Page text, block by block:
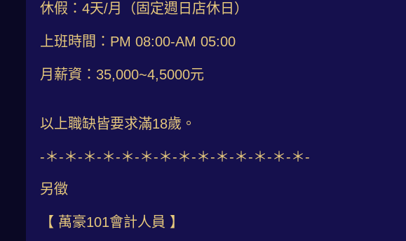
休假：4天/月（固定週日店休日）
上班時間：PM 08:00-AM 05:00
月薪資：35,000~4,5000元
以上職缺皆要求滿18歲。
-＊-＊-＊-＊-＊-＊-＊-＊-＊-＊-＊-＊-＊-＊-
另徵
【 萬豪101會計人員 】